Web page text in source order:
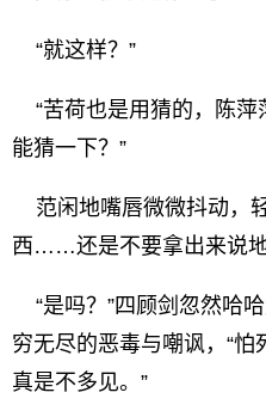
“就这样？”
“苦荷也是用猜的，陈萍
能猜一下？”
范闲地嘴唇微微抖动，
西……还是不要拿出来说
“是吗？”四顾剑忽然哈
穷无尽的恶毒与嘲讽，“
真是不多见。”